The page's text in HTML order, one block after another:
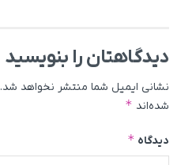
دیدگاهتان را بنویسید
نشانی ایمیل شما منتشر نخواهد شد.
شده‌اند *
دیدگاه *